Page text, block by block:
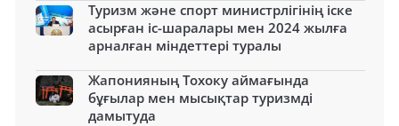
Туризм және спорт министрлігінің іске
асырған іс-шаралары мен 2024 жылға
арналған міндеттері туралы
Жапонияның Тохоку аймағында
бұғылар мен мысықтар туризмді
дамытуда